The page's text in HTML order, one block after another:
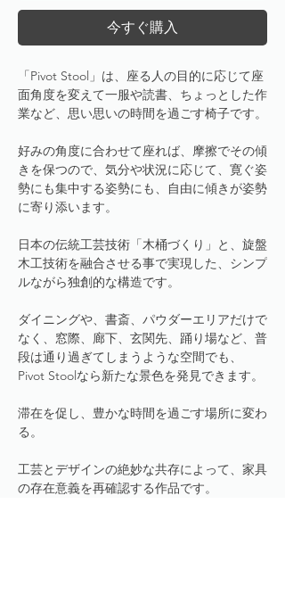
今すぐ購入
「Pivot Stool」は、座る人の目的に応じて座
面角度を変えて一服や読書、ちょっとした作
業など、思い思いの時間を過ごす椅子です。
好みの角度に合わせて座れば、摩擦でその傾
きを保つので、気分や状況に応じて、寛ぐ姿
勢にも集中する姿勢にも、自由に傾きが姿勢
に寄り添います。
日本の伝統工芸技術「木桶づくり」と、旋盤
木工技術を融合させる事で実現した、シンプ
ルながら独創的な構造です。
ダイニングや、書斎、パウダーエリアだけで
なく、窓際、廊下、玄関先、踊り場など、普
段は通り過ぎてしまうような空間でも、
Pivot Stoolなら新たな景色を発見できます。
滞在を促し、豊かな時間を過ごす場所に変わ
る。
工芸とデザインの絶妙な共存によって、家具
の存在意義を再確認する作品です。